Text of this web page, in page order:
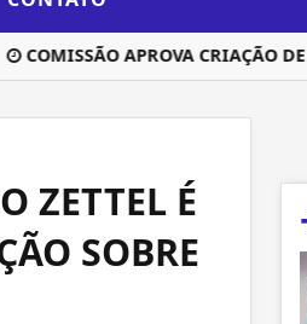
APROVA CRIAÇÃO DE
ZETTEL É
SOBRE